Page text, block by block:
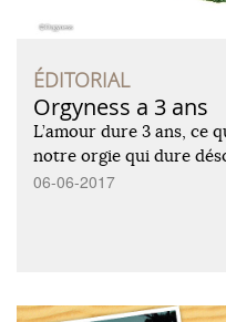
ÉDITORIAL
Orgyness a 3 ans
L’amour dure 3 ans, ce
notre orgie qui dure
06-06-2017